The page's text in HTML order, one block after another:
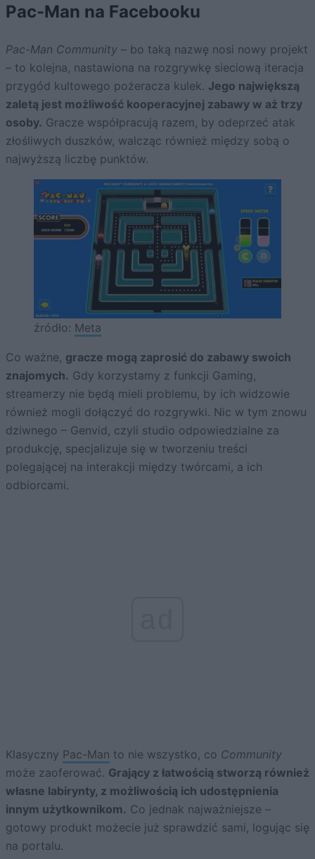
Pac-Man na Facebooku
Pac-Man Community – bo taką nazwę nosi nowy projekt
– to kolejna, nastawiona na rozgrywkę sieciową iteracja
przygód kultowego pożeracza kulek. Jego największą
zaletą jest możliwość kooperacyjnej zabawy w aż trzy
osoby. Gracze współpracują razem, by odeprzeć atak
złośliwych duszków, walcząc również między sobą o
najwyższą liczbę punktów.
źródło: Meta
Co ważne, gracze mogą zaprosić do zabawy swoich
znajomych. Gdy korzystamy z funkcji Gaming,
streamerzy nie będą mieli problemu, by ich widzowie
również mogli dołączyć do rozgrywki. Nic w tym znowu
dziwnego – Genvid, czyli studio odpowiedzialne za
produkcję, specjalizuje się w tworzeniu treści
polegającej na interakcji między twórcami, a ich
odbiorcami.
Klasyczny Pac-Man to nie wszystko, co Community
może zaoferować. Grający z łatwością stworzą również
własne labirynty, z możliwością ich udostępnienia
innym użytkownikom. Co jednak najważniejsze –
gotowy produkt możecie już sprawdzić sami, logując się
na portalu.